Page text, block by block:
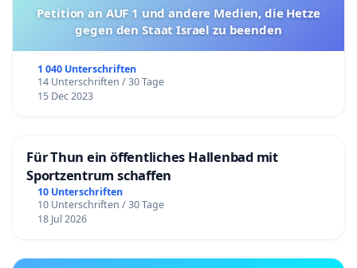
Petition an AUF 1 und andere Medien, die Hetze
gegen den Staat Israel zu beenden
1 040 Unterschriften
14 Unterschriften / 30 Tage
15 Dec 2023
Für Thun ein öffentliches Hallenbad mit
Sportzentrum schaffen
10 Unterschriften
10 Unterschriften / 30 Tage
18 Jul 2026